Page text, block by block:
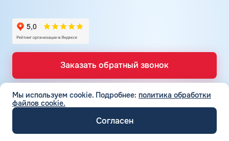
Заказать обратный звонок
ТОПЛИВНЫЕ КАРТЫ
Топливные карты КАРДЕКС
Мы используем cookie. Подробнее: политика обработки
файлов cookie.
Согласен